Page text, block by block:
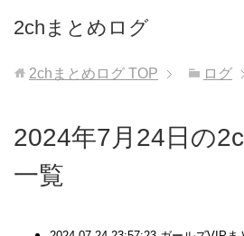
2chまとめログ
2chまとめログ TOP ログ
2024年7月24日の
一覧